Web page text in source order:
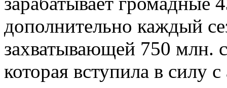
дополнительно каждый
захватывающей 750 млн.
которая вступила в силу